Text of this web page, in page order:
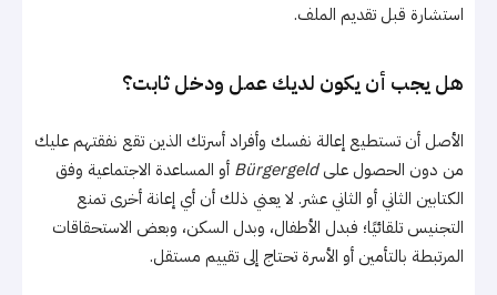
استشارة قبل تقديم الملف.
هل يجب أن يكون لديك عمل ودخل ثابت؟
الأصل أن تستطيع إعالة نفسك وأفراد أسرتك الذين تقع نفقتهم عليك
من دون الحصول علىBürgergeld أو المساعدة الاجتماعية وفق
الكتابين الثاني أو الثاني عشر. لا يعني ذلك أن أي إعانة أخرى تمنع
التجنيس تلقائيًا؛ فبدل الأطفال، وبدل السكن، وبعض الاستحقاقات
المرتبطة بالتأمين أو الأسرة تحتاج إلى تقييم مستقل.